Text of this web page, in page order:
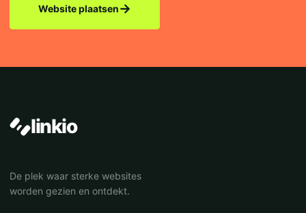
Website plaatsen→
linkio
De plek waar sterke websites
worden gezien en ontdekt.